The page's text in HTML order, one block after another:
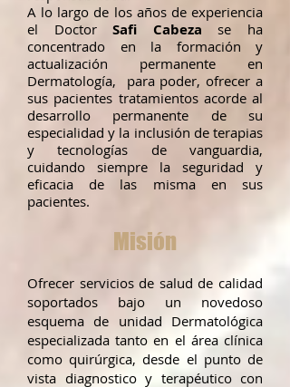
A lo largo de los años de experiencia
el DoctorSafi Cabeza se ha
concentrado en la formación y
actualización permanente en
Dermatología, para poder, ofrecer a
sus pacientes tratamientos acorde al
desarrollo permanente de su
especialidad y la inclusión de terapias
y tecnologías de vanguardia,
cuidando siempre la seguridad y
eficacia de las misma en sus
pacientes.
Misión
Ofrecer servicios de salud de calidad
soportados bajo un novedoso
esquema de unidad Dermatológica
especializada tanto en el área clínica
como quirúrgica, desde el punto de
vista diagnostico y terapéutico con